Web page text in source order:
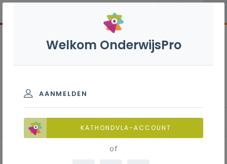
finaliteit
Leerplan
Welkom OnderwijsPro
AANMELDEN
KATHONDVLA-ACCOUNT
of